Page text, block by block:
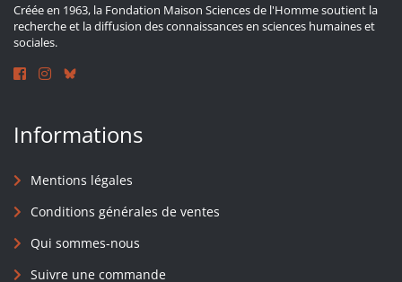
Créée en 1963, la Fondation Maison Sciences de l'Homme soutient la
recherche et la diffusion des connaissances en sciences humaines et
sociales.
Informations
Mentions légales
Conditions générales de ventes
Qui sommes-nous
Suivre une commande